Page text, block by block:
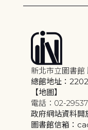
新北市立圖書館
總館地址：
【地圖】
電話：02-
政府網站資料開
圖書館信箱：